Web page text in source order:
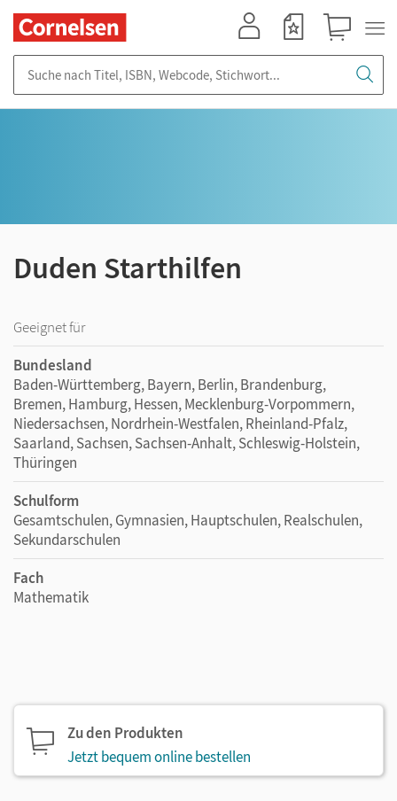
Duden Starthilfen
Geeignet für
Bundesland
Baden-Württemberg, Bayern, Berlin, Brandenburg,
Bremen, Hamburg, Hessen, Mecklenburg-Vorpommern,
Niedersachsen, Nordrhein-Westfalen, Rheinland-Pfalz,
Saarland, Sachsen, Sachsen-Anhalt, Schleswig-Holstein,
Thüringen
Schulform
Gesamtschulen, Gymnasien, Hauptschulen, Realschulen,
Sekundarschulen
Fach
Mathematik
Zu den Produkten
Jetzt bequem online bestellen